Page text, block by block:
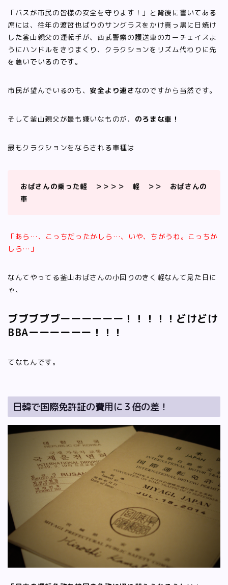
「バスが市民の皆様の安全を守ります！」と背後に書いてある
席には、往年の渡哲也ばりのサングラスをかけ真っ黒に日焼け
した釜山親父の運転手が、西武警察の護送車のカーチェイスよ
うにハンドルをきりまくり、クラクションをリズム代わりに先
を急いでいるのです。
市民が望んでいるのも、 安全より速さ なのですから当然です。
そして釜山親父が最も嫌いなものが、 のろまな車！
最もクラクションをならされる車種は
おばさんの乗った軽 ＞＞＞＞ 軽 ＞＞ おばさんの
車
「あら…、こっちだったかしら…、いや、ちがうわ。こっちか
しら…」
なんてやってる釜山おばさんの小回りのきく軽なんて見た日に
ゃ、
ブブブブブーーーーーー！！！！！ どけどけ
BBAーーーーーー！！！
てなもんです。
日韓で国際免許証の費用に３倍の差！